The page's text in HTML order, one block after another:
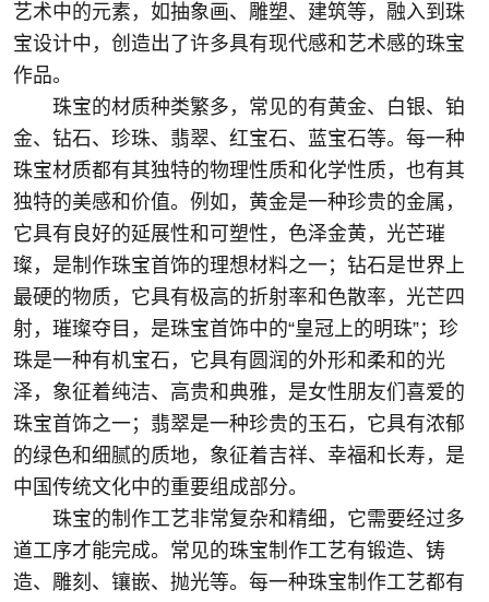
艺术中的元素，如抽象画、雕塑、建筑等，融入到珠
宝设计中，创造出了许多具有现代感和艺术感的珠宝
作品。
珠宝的材质种类繁多，常见的有黄金、白银、铂
金、钻石、珍珠、翡翠、红宝石、蓝宝石等。每一种
珠宝材质都有其独特的物理性质和化学性质，也有其
独特的美感和价值。例如，黄金是一种珍贵的金属，
它具有良好的延展性和可塑性，色泽金黄，光芒璀
璨，是制作珠宝首饰的理想材料之一；钻石是世界上
最硬的物质，它具有极高的折射率和色散率，光芒四
射，璀璨夺目，是珠宝首饰中的“皇冠上的明珠”；珍
珠是一种有机宝石，它具有圆润的外形和柔和的光
泽，象征着纯洁、高贵和典雅，是女性朋友们喜爱的
珠宝首饰之一；翡翠是一种珍贵的玉石，它具有浓郁
的绿色和细腻的质地，象征着吉祥、幸福和长寿，是
中国传统文化中的重要组成部分。
珠宝的制作工艺非常复杂和精细，它需要经过多
道工序才能完成。常见的珠宝制作工艺有锻造、铸
造、雕刻、镶嵌、抛光等。每一种珠宝制作工艺都有